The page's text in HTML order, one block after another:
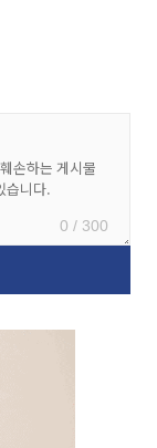
0 / 300